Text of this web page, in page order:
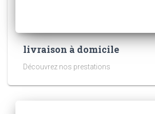
livraison à domicile
Découvrez nos prestations